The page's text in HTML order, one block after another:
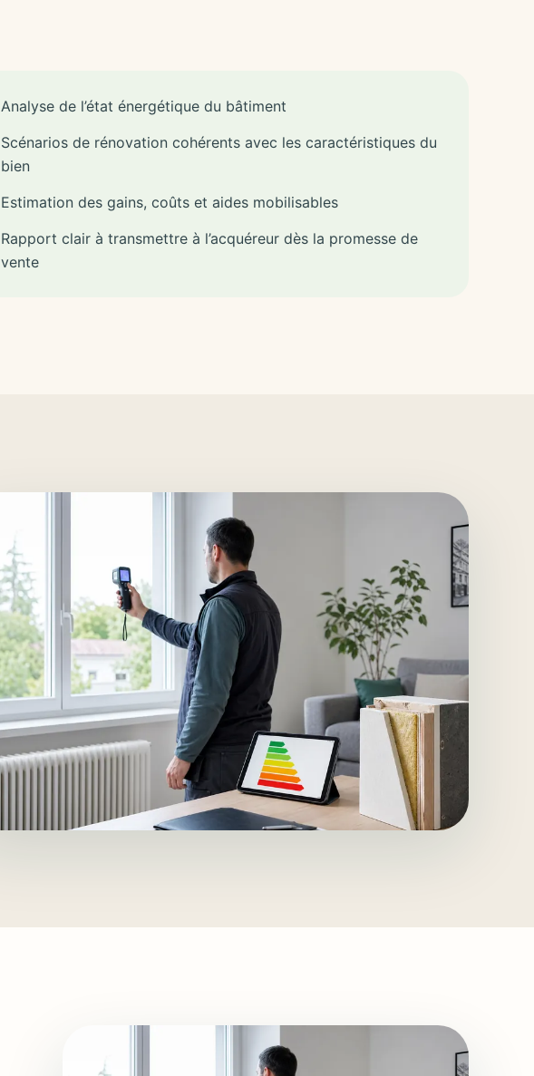
Analyse de l’état énergétique du bâtiment
Scénarios de rénovation cohérents avec les caractéristiques du
bien
Estimation des gains, coûts et aides mobilisables
Rapport clair à transmettre à l’acquéreur dès la promesse de
vente